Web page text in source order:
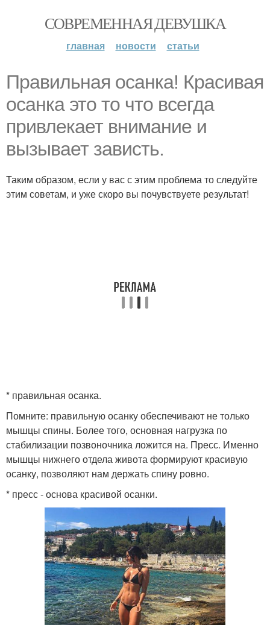
СОВРЕМЕННАЯ ДЕВУШКА
главная новости статьи
Правильная осанка! Красивая
осанка это то что всегда
привлекает внимание и
вызывает зависть.
Таким образом, если у вас с этим проблема то следуйте
этим советам, и уже скоро вы почувствуете результат!
* правильная осанка.
Помните: правильную осанку обеспечивают не только
мышцы спины. Более того, основная нагрузка по
стабилизации позвоночника ложится на. Пресс. Именно
мышцы нижнего отдела живота формируют красивую
осанку, позволяют нам держать спину ровно.
* пресс - основа красивой осанки.